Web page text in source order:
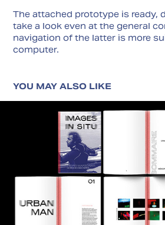
The attached prototype is ready,
take a look even at the general
navigation of the latter is more
computer.
YOU MAY ALSO LIKE